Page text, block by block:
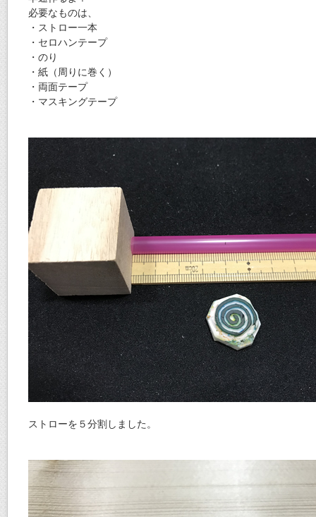
必要なものは、
・ストロー一本
・セロハンテープ
・のり
・紙（周りに巻く）
・両面テープ
・マスキングテープ
ストローを５分割しました。